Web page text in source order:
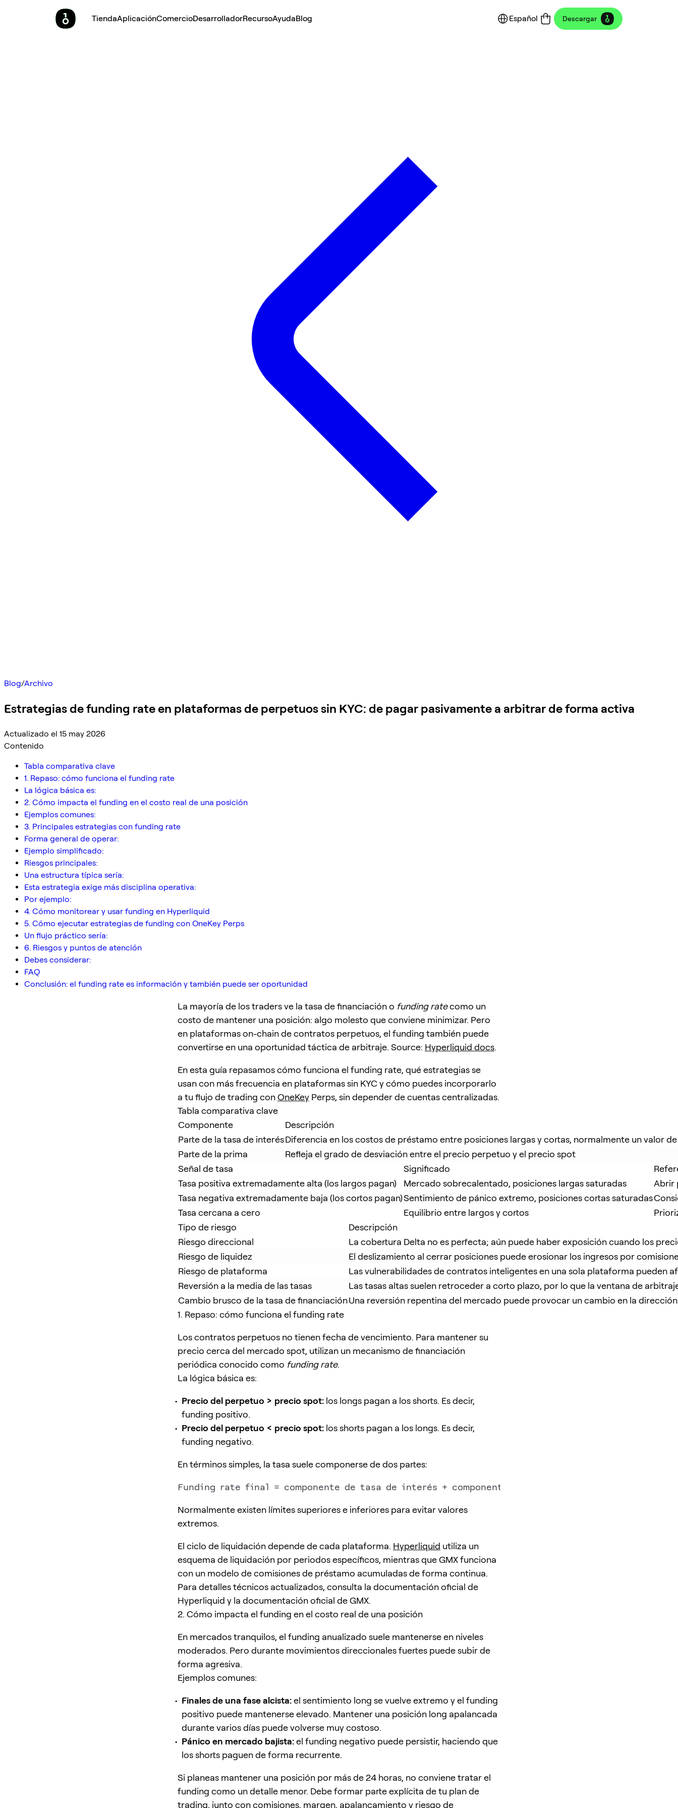
TiendaAplicaciónComercioDesarrolladorRecursoAyudaBlog Español Descargar
Blog/Archivo
Estrategias de funding rate en plataformas de perpetuos sin KYC: de pagar pasivamente a arbitrar de forma activa
Actualizado el 15 may 2026
Contenido
Tabla comparativa clave
1. Repaso: cómo funciona el funding rate
La lógica básica es:
2. Cómo impacta el funding en el costo real de una posición
Ejemplos comunes:
3. Principales estrategias con funding rate
Forma general de operar:
Ejemplo simplificado:
Riesgos principales:
Una estructura típica sería:
Esta estrategia exige más disciplina operativa:
Por ejemplo:
4. Cómo monitorear y usar funding en Hyperliquid
5. Cómo ejecutar estrategias de funding con OneKey Perps
Un flujo práctico sería:
6. Riesgos y puntos de atención
Debes considerar:
FAQ
Conclusión: el funding rate es información y también puede ser oportunidad
La mayoría de los traders ve la tasa de financiación o funding ratecomo un
costo de mantener una posición: algo molesto que conviene minimizar. Pero
en plataformas on-chain de contratos perpetuos, el funding también puede
convertirse en una oportunidad táctica de arbitraje. Source: Hyperliquid docs.
En esta guía repasamos cómo funciona el funding rate, qué estrategias se
usan con más frecuencia en plataformas sin KYC y cómo puedes incorporarlo
a tu flujo de trading conOneKey Perps, sin depender de cuentas centralizadas.
Tabla comparativa clave
Componente
Descripción
Parte de la tasa de interésDiferencia en los costos de préstamo entre posiciones largas y cortas, normalmente un valor
Parte de la prima
Refleja el grado de desviación entre el precio perpetuo y el precio spot
Señal de tasa
Significado
Tasa positiva extremadamente alta (los largos pagan)
Mercado sobrecalentado, posiciones largas saturadas
Abrir
Tasa negativa extremadamente baja (los cortos pagan)Sentimiento de pánico extremo, posiciones cortas saturadas
Tasa cercana a cero
Equilibrio entre largos y cortos
Tipo de riesgo
Descripción
Riesgo direccional
La cobertura Delta no es perfecta; aún puede haber exposición cuando los
Riesgo de liquidez
El deslizamiento al cerrar posiciones puede erosionar los ingresos por
Riesgo de plataforma
Las vulnerabilidades de contratos inteligentes en una sola plataforma pueden
Reversión a la media de las tasas
Las tasas altas suelen retroceder a corto plazo, por lo que la ventana de
Cambio brusco de la tasa de financiaciónUna reversión repentina del mercado puede provocar un cambio en la dirección
1. Repaso: cómo funciona el funding rate
Los contratos perpetuos no tienen fecha de vencimiento. Para mantener su
precio cerca del mercado spot, utilizan un mecanismo de financiación
periódica conocido como funding rate.
La lógica básica es:
Precio del perpetuo > precio spot: los longs pagan a los shorts. Es decir,
funding positivo.
Precio del perpetuo < precio spot: los shorts pagan a los longs. Es decir,
funding negativo.
En términos simples, la tasa suele componerse de dos partes:
Normalmente existen límites superiores e inferiores para evitar valores
extremos.
El ciclo de liquidación depende de cada plataforma. Hyperliquid utiliza un
esquema de liquidación por periodos específicos, mientras que GMX funciona
con un modelo de comisiones de préstamo acumuladas de forma continua.
Para detalles técnicos actualizados, consulta la documentación oficial de
Hyperliquid y la documentación oficial de GMX.
2. Cómo impacta el funding en el costo real de una posición
En mercados tranquilos, el funding anualizado suele mantenerse en niveles
moderados. Pero durante movimientos direccionales fuertes puede subir de
forma agresiva.
Ejemplos comunes:
Finales de una fase alcista:el sentimiento long se vuelve extremo y el funding
positivo puede mantenerse elevado. Mantener una posición long apalancada
durante varios días puede volverse muy costoso.
Pánico en mercado bajista:el funding negativo puede persistir, haciendo que
los shorts paguen de forma recurrente.
Si planeas mantener una posición por más de 24 horas, no conviene tratar el
funding como un detalle menor. Debe formar parte explícita de tu plan de
trading, junto con comisiones, margen, apalancamiento y riesgo de